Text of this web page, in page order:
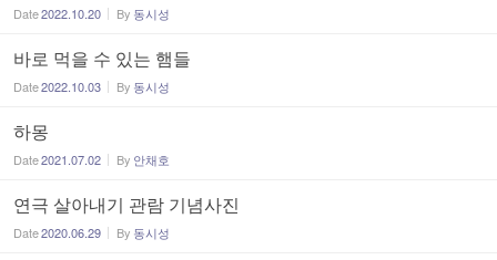
Date2022.10.20 By 동시성
바로 먹을 수 있는 햄들
Date2022.10.03 By 동시성
하몽
Date2021.07.02 By 안채호
연극 살아내기 관람 기념사진
Date2020.06.29 By 동시성